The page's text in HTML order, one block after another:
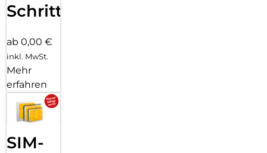
Schritten
ab 0,00 €
inkl. MwSt.
Mehr
erfahren
SIM-